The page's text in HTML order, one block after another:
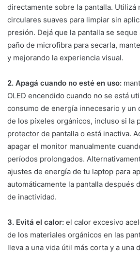
directamente sobre la pantalla. Utilizá
circulares suaves para limpiar sin
presión. Dejá que la pantalla se
paño de microfibra para secarla,
y mejorando la experiencia visual.
2. Apagá cuando no esté en uso:
OLED encendido cuando no se está
consumo de energía innecesario y un
de los píxeles orgánicos, incluso si la
protector de pantalla o está inactiva.
apagar el monitor manualmente
períodos prolongados.
ajustes de energía de tu laptop para
automáticamente la pantalla después
de inactividad.
3. Evitá el calor: el calor excesivo
de los materiales orgánicos en las
lleva a una vida útil más corta y a una